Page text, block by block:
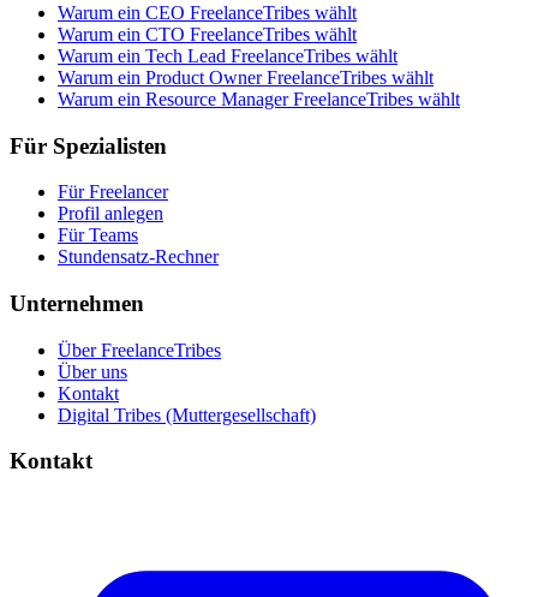
Warum ein CEO FreelanceTribes wählt
Warum ein CTO FreelanceTribes wählt
Warum ein Tech Lead FreelanceTribes wählt
Warum ein Product Owner FreelanceTribes wählt
Warum ein Resource Manager FreelanceTribes wählt
Für Spezialisten
Für Freelancer
Profil anlegen
Für Teams
Stundensatz-Rechner
Unternehmen
Über FreelanceTribes
Über uns
Kontakt
Digital Tribes (Muttergesellschaft)
Kontakt